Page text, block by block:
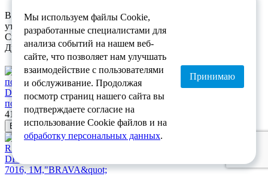
В связи с нестабильным курсом валют, актуальную цену
уточняйте у менеджеров.
Спасибо за понимание.
Другие товары в этой категории
DKC / ДКС 76022BL Выключатель типа "кнопка" с
подсветкой, белый RAL 9010, 2М,"BRAVA&quot;
410.83 руб /шт
В корзину
DKC / ДКС 77001NL Выключатель с подсветкой, черный RAL
7016, 1М,"BRAVA&quot;
Мы используем файлы Cookie,
разработанные специалистами для
анализа событий на нашем веб-
сайте, что позволяет нам улучшать
взаимодействие с пользователями
и обслуживание. Продолжая
посмотр страниц нашего сайта вы
подтверждаете согласие на
использование Cookie файлов и на
обработку персональных данных.
Принимаю